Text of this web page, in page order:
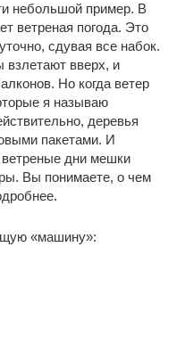
небольшой пример. В
ветреная погода. Это
сдувая все набок.
взлетают вверх, и
Но когда ветер
я называю
деревья
пакетами. И
ветреные дни мешки
Вы понимаете, о чем
«машину»: